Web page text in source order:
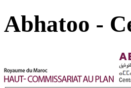
Abhatoo -